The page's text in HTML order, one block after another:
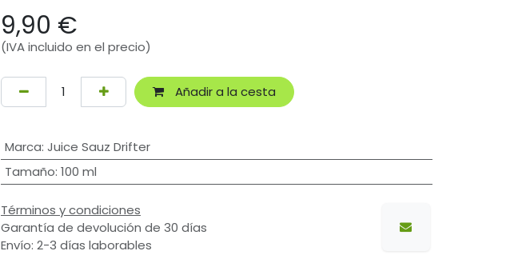
9,90 €
(IVA incluido en el precio)
Añadir a la cesta
Marca: Juice Sauz Drifter
Tamaño: 100 ml
Términos y condiciones
Garantía de devolución de 30 días
Envío: 2-3 días laborables